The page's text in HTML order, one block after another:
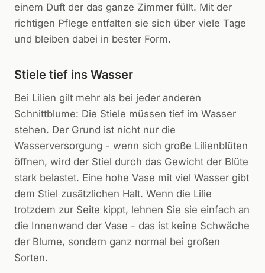
einem Duft der das ganze Zimmer füllt. Mit der
richtigen Pflege entfalten sie sich über viele Tage
und bleiben dabei in bester Form.
Stiele tief ins Wasser
Bei Lilien gilt mehr als bei jeder anderen
Schnittblume: Die Stiele müssen tief im Wasser
stehen. Der Grund ist nicht nur die
Wasserversorgung - wenn sich große Lilienblüten
öffnen, wird der Stiel durch das Gewicht der Blüte
stark belastet. Eine hohe Vase mit viel Wasser gibt
dem Stiel zusätzlichen Halt. Wenn die Lilie
trotzdem zur Seite kippt, lehnen Sie sie einfach an
die Innenwand der Vase - das ist keine Schwäche
der Blume, sondern ganz normal bei großen
Sorten.